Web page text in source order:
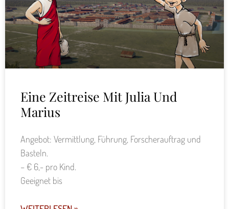
Eine Zeitreise Mit Julia Und
Marius
Angebot: Vermittlung, Führung, Forscherauftrag und
Basteln.
– € 6,- pro Kind.
Geeignet bis